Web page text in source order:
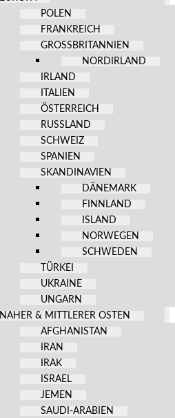
POLEN
FRANKREICH
GROSSBRITANNIEN
NORDIRLAND
IRLAND
ITALIEN
ÖSTERREICH
RUSSLAND
SCHWEIZ
SPANIEN
SKANDINAVIEN
DÄNEMARK
FINNLAND
ISLAND
NORWEGEN
SCHWEDEN
TÜRKEI
UKRAINE
UNGARN
NAHER & MITTLERER OSTEN
AFGHANISTAN
IRAN
IRAK
ISRAEL
JEMEN
SAUDI-ARABIEN